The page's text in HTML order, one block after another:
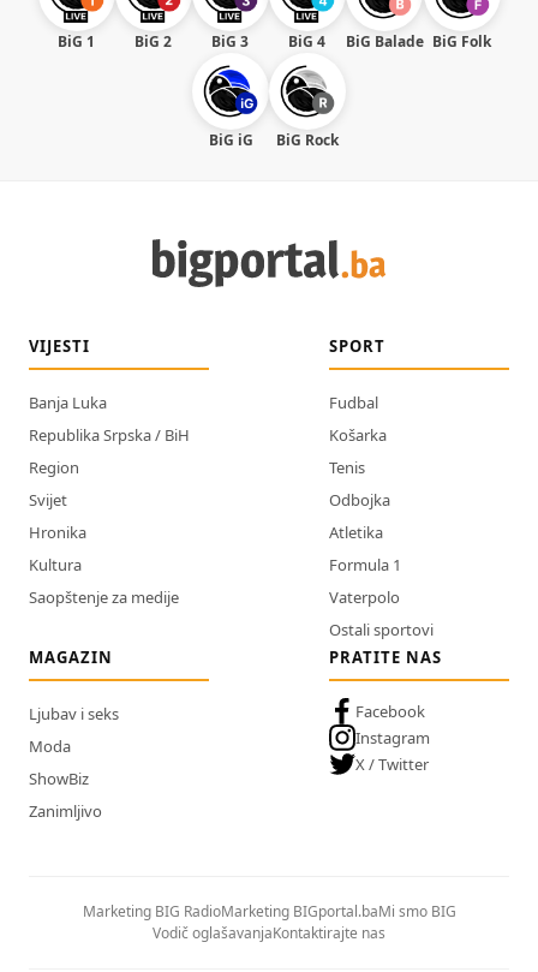
BiG 1 BiG 2 BiG 3 BiG 4 BiG Balade BiG Folk
BiG iG BiG Rock
VIJESTI
Banja Luka
Republika Srpska / BiH
Region
Svijet
Hronika
Kultura
Saopštenje za medije
SPORT
Fudbal
Košarka
Tenis
Odbojka
Atletika
Formula 1
Vaterpolo
Ostali sportovi
MAGAZIN
Ljubav i seks
Moda
ShowBiz
Zanimljivo
PRATITE NAS
Facebook
Instagram
X / Twitter
Marketing BIG RadioMarketing BIGportal.baMi smo BIG
Vodič oglašavanjaKontaktirajte nas